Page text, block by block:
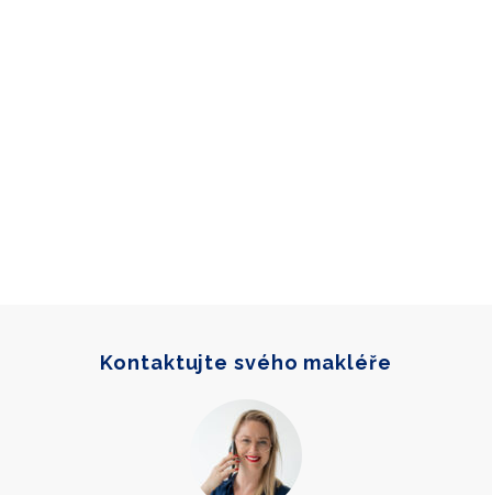
Kontaktujte svého makléře